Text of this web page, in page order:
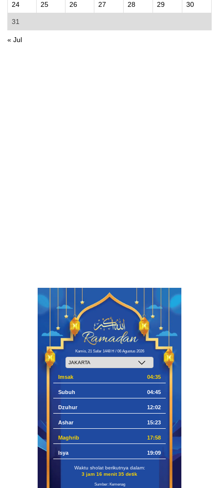
24 25 26 27 28 29 30
31
« Jul
Kamis, 21 Safar 1448 H / 06 Agustus 2026
Imsak 04:35
Subuh 04:45
Dzuhur 12:02
Ashar 15:23
Maghrib 17:58
Isya 19:09
Waktu sholat berikutnya dalam:
3 jam 16 menit 34 detik
Sumber: Kemenag